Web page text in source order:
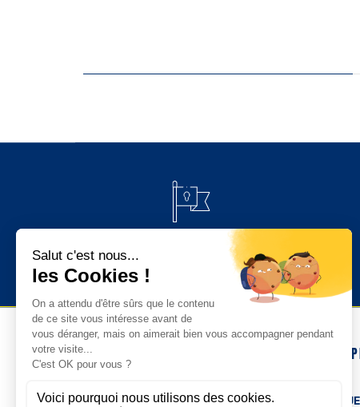
PAIEMENT 100% SÉCURISÉ
NOS